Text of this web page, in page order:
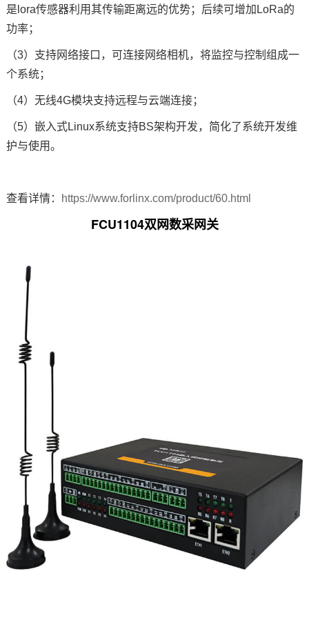
是lora传感器利用其传输距离远的优势；后续可增加LoRa的
功率；
（3）支持网络接口，可连接网络相机，将监控与控制组成一
个系统；
（4）无线4G模块支持远程与云端连接；
（5）嵌入式Linux系统支持BS架构开发，简化了系统开发维
护与使用。
查看详情： https://www.forlinx.com/product/60.html
FCU1104双网数采网关